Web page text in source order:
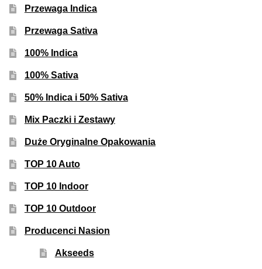
Przewaga Indica
Przewaga Sativa
100% Indica
100% Sativa
50% Indica i 50% Sativa
Mix Paczki i Zestawy
Duże Oryginalne Opakowania
TOP 10 Auto
TOP 10 Indoor
TOP 10 Outdoor
Producenci Nasion
Akseeds